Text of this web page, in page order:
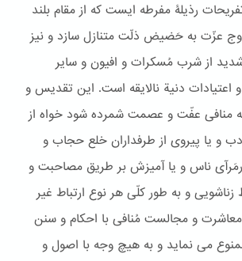
رذیلۀ مفرطه ایست که از مقام بلند
عزّت به حَضیض ذلّت متنازل سازد و نیز
از شرب مُسکرات و افیون و سایر
دنیة نالایقه است. این تقدیس و
منافی عفّت و عصمت شمرده شود خواه از
و یا پیروی از طرفداران خلع حجاب و
ناس و یا آمیزش بر طریق مصاحبت و
زناشویی و به طور کلّی هر نوع ارتباط غیر
و مجالست مُنافی با احکام و سنن
می نماید و به هیچ وجه با اصول و